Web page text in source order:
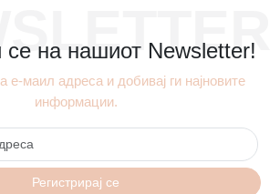
се на нашиот Newsletter!
е-маил адреса и добивај ги најновите
информации.
Регистрирај се